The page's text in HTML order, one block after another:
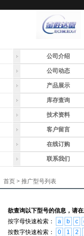
公司介绍
公司动态
产品展示
库存查询
技术资料
客户留言
在线订购
联系我们
首页 > 推广型号列表
欲查询以下型号的信息，请
按字母快速检索：
a b c
按数字快速检索：
0 1 2